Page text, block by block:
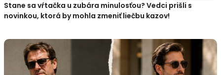
Stane sa vŕtačka u zubára minulosťou? Vedci prišli s
novinkou, ktorá by mohla zmeniť liečbu kazov!